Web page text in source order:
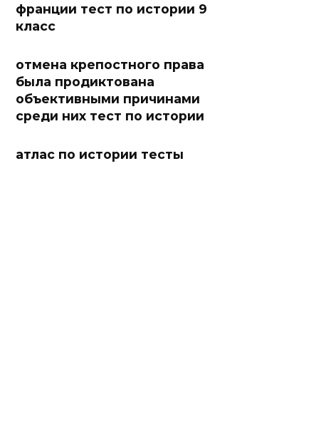
франции тест по истории 9
класс
отмена крепостного права
была продиктована
объективными причинами
среди них тест по истории
атлас по истории тесты